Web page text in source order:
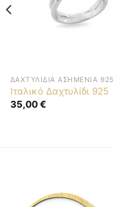
ΔΑΧΤΥΛΊΔΙΑ ΑΣΗΜΈΝΙΑ 925
Ιταλικό Δαχτυλίδι 925
35,00€